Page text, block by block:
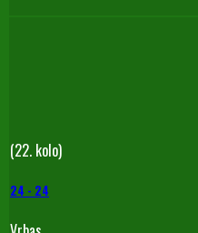
(22. kolo)
24 - 24